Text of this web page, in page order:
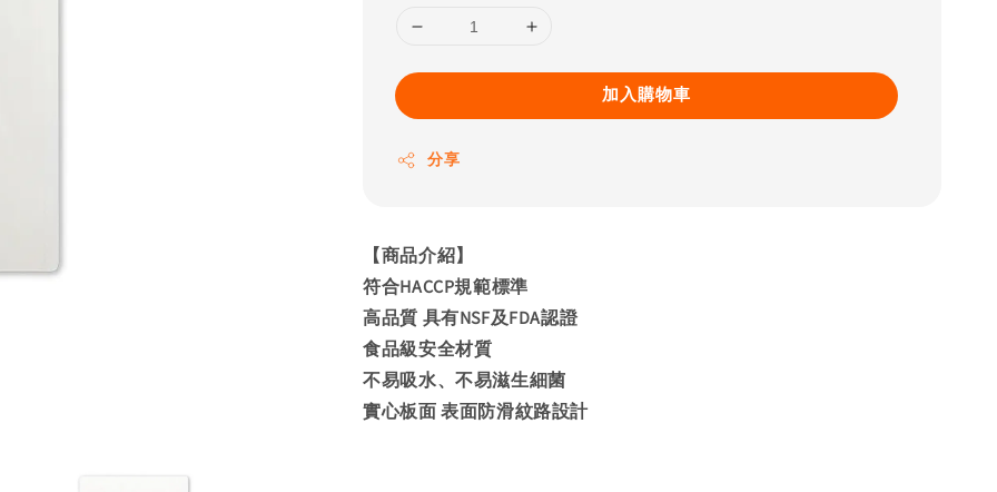
加入購物車
分享
【商品介紹】
符合HACCP規範標準
高品質 具有NSF及FDA認證
食品級安全材質
不易吸水、不易滋生細菌
實心板面 表面防滑紋路設計